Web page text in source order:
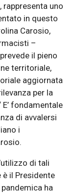
rappresenta uno
in questo
Carosio,
–
il pieno
territoriale,
aggiornata
per la
fondamentale
di avvalersi
i
di tali
il Presidente
pandemica ha